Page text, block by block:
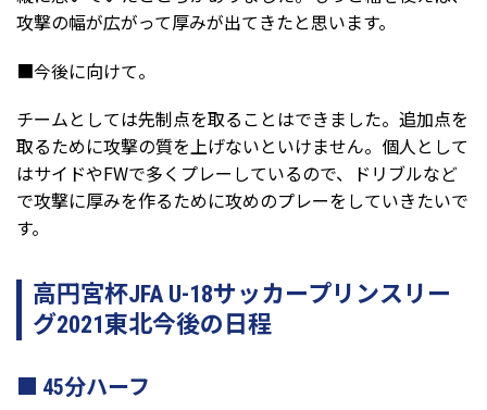
攻撃の幅が広がって厚みが出てきたと思います。
■今後に向けて。
チームとしては先制点を取ることはできました。追加点を
取るために攻撃の質を上げないといけません。個人として
はサイドやFWで多くプレーしているので、ドリブルなど
で攻撃に厚みを作るために攻めのプレーをしていきたいで
す。
高円宮杯JFA U-18サッカープリンスリー
グ2021東北今後の日程
45分ハーフ